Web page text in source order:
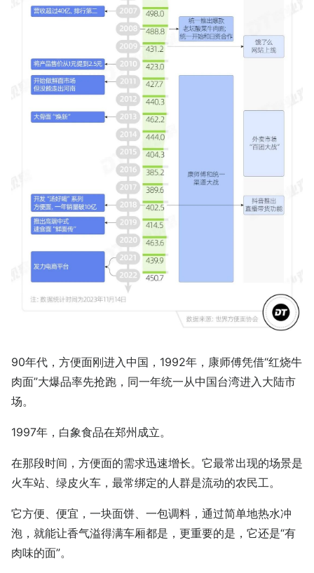
90年代，方便面刚进入中国，1992年，康师傅凭借“红烧牛
肉面”大爆品率先抢跑，同一年统一从中国台湾进入大陆市
场。
1997年，白象食品在郑州成立。
在那段时间，方便面的需求迅速增长。它最常出现的场景是
火车站、绿皮火车，最常绑定的人群是流动的农民工。
它方便、便宜，一块面饼、一包调料，通过简单地热水冲
泡，就能让香气溢得满车厢都是，更重要的是，它还是“有
肉味的面”。